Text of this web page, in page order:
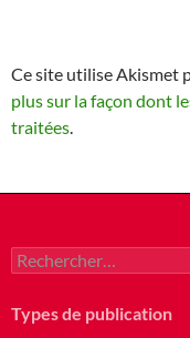
Ce site utilise Akismet
plus sur la façon dont
traitées
Rechercher :
Types de publication